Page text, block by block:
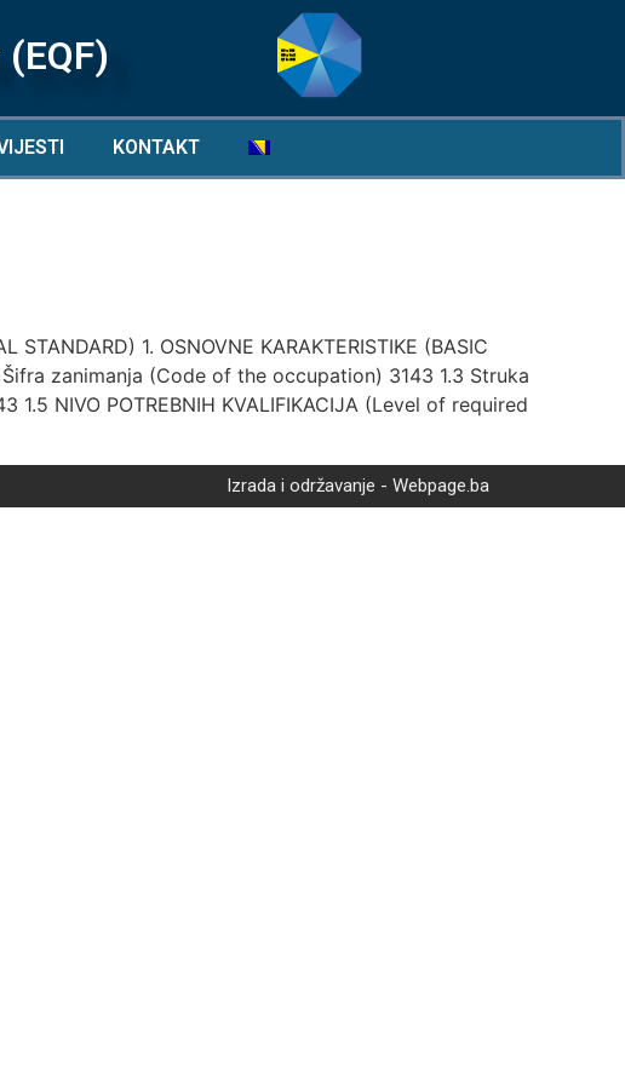
KONTAKT
1. OSNOVNE KARAKTERISTIKE (BASIC
zanimanja (Code of the occupation) 3143 1.3 Struka
NIVO POTREBNIH KVALIFIKACIJA (Level of required
Izrada i održavanje - Webpage.ba